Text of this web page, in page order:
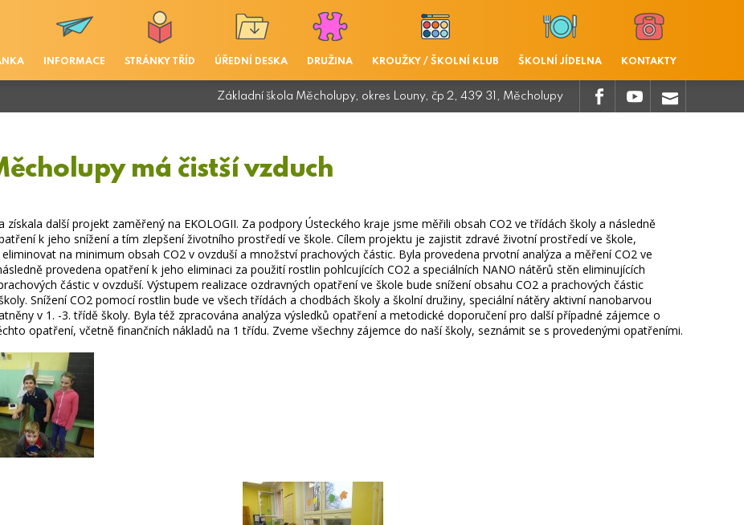
INFORMACE STRÁNKY TŘÍD ÚŘEDNÍ DESKA DRUŽINA KROUŽKY / ŠKOLNÍ KLUB ŠKOLNÍ JÍDELNA KONTAKTY
Základní škola Měcholupy, okres Louny, čp 2, 439 31, Měcholupy . .
má čistší vzduch
získala další projekt zaměřený na EKOLOGII. Za podpory Ústeckého kraje jsme měřili obsah CO2 ve třídách školy a následně
k jeho snížení a tím zlepšení životního prostředí ve škole. Cílem projektu je zajistit zdravé životní prostředí ve škole,
na minimum obsah CO2 v ovzduší a množství prachových částic. Byla provedena prvotní analýza a měření CO2 ve
provedena opatření k jeho eliminaci za použití rostlin pohlcujících CO2 a speciálních NANO nátěrů stěn eliminujících
částic v ovzduší. Výstupem realizace ozdravných opatření ve škole bude snížení obsahu CO2 a prachových částic
Snížení CO2 pomocí rostlin bude ve všech třídách a chodbách školy a školní družiny, speciální nátěry aktivní nanobarvou
v 1. -3. třídě školy. Byla též zpracována analýza výsledků opatření a metodické doporučení pro další případné zájemce o
opatření, včetně finančních nákladů na 1 třídu. Zveme všechny zájemce do naší školy, seznámit se s provedenými opatřeními.